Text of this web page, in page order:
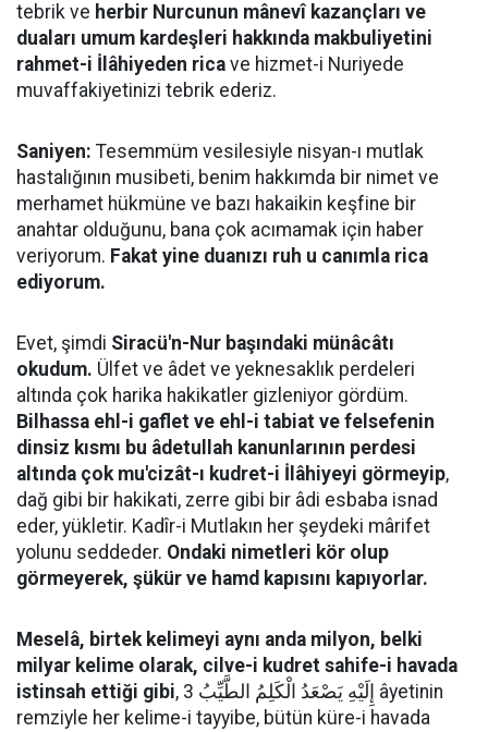
tebrik ve herbir Nurcunun mânevî kazançları ve
duaları umum kardeşleri hakkında makbuliyetini
rahmet-i İlâhiyeden rica ve hizmet-i Nuriyede
muvaffakiyetinizi tebrik ederiz.
Saniyen: Tesemmüm vesilesiyle nisyan-ı mutlak
hastalığının musibeti, benim hakkımda bir nimet ve
merhamet hükmüne ve bazı hakaikin keşfine bir
anahtar olduğunu, bana çok acımamak için haber
veriyorum. Fakat yine duanızı ruh u canımla rica
ediyorum.
Evet, şimdi Siracü'n-Nur başındaki münâcâtı
okudum. Ülfet ve âdet ve yeknesaklık perdeleri
altında çok harika hakikatler gizleniyor gördüm.
Bilhassa ehl-i gaflet ve ehl-i tabiat ve felsefenin
dinsiz kısmı bu âdetullah kanunlarının perdesi
altında çok mu'cizât-ı kudret-i İlâhiyeyi görmeyip,
dağ gibi bir hakikati, zerre gibi bir âdi esbaba isnad
eder, yükletir. Kadîr-i Mutlakın her şeydeki mârifet
yolunu seddeder. Ondaki nimetleri kör olup
görmeyerek, şükür ve hamd kapısını kapıyorlar.
Meselâ, birtek kelimeyi aynı anda milyon, belki
milyar kelime olarak, cilve-i kudret sahife-i havada
istinsah ettiği gibi, إِلَيْهِ يَصْعَدُ الْكَلِمُ الطَّيِّبُ 3 âyetinin
remziyle her kelime-i tayyibe, bütün küre-i havada